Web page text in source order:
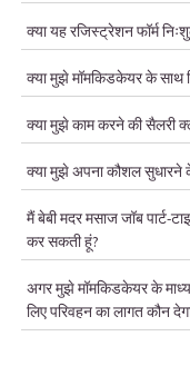
क्या यह रजिस्ट्रेशन फॉर्म
क्या मुझे मॉमकिडकेयर के साथ
क्या मुझे काम करने की सैलरी
क्या मुझे अपना कौशल सुधारने
मैं बेबी मदर मसाज जॉब पार्ट-
कर सकती हूं?
अगर मुझे मॉमकिडकेयर के
लिए परिवहन का लागत कौन